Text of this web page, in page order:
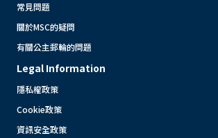
常見問題
關於MSC的疑問
有關公主郵輪的問題
Legal Information
隱私權政策
Cookie政策
資訊安全政策